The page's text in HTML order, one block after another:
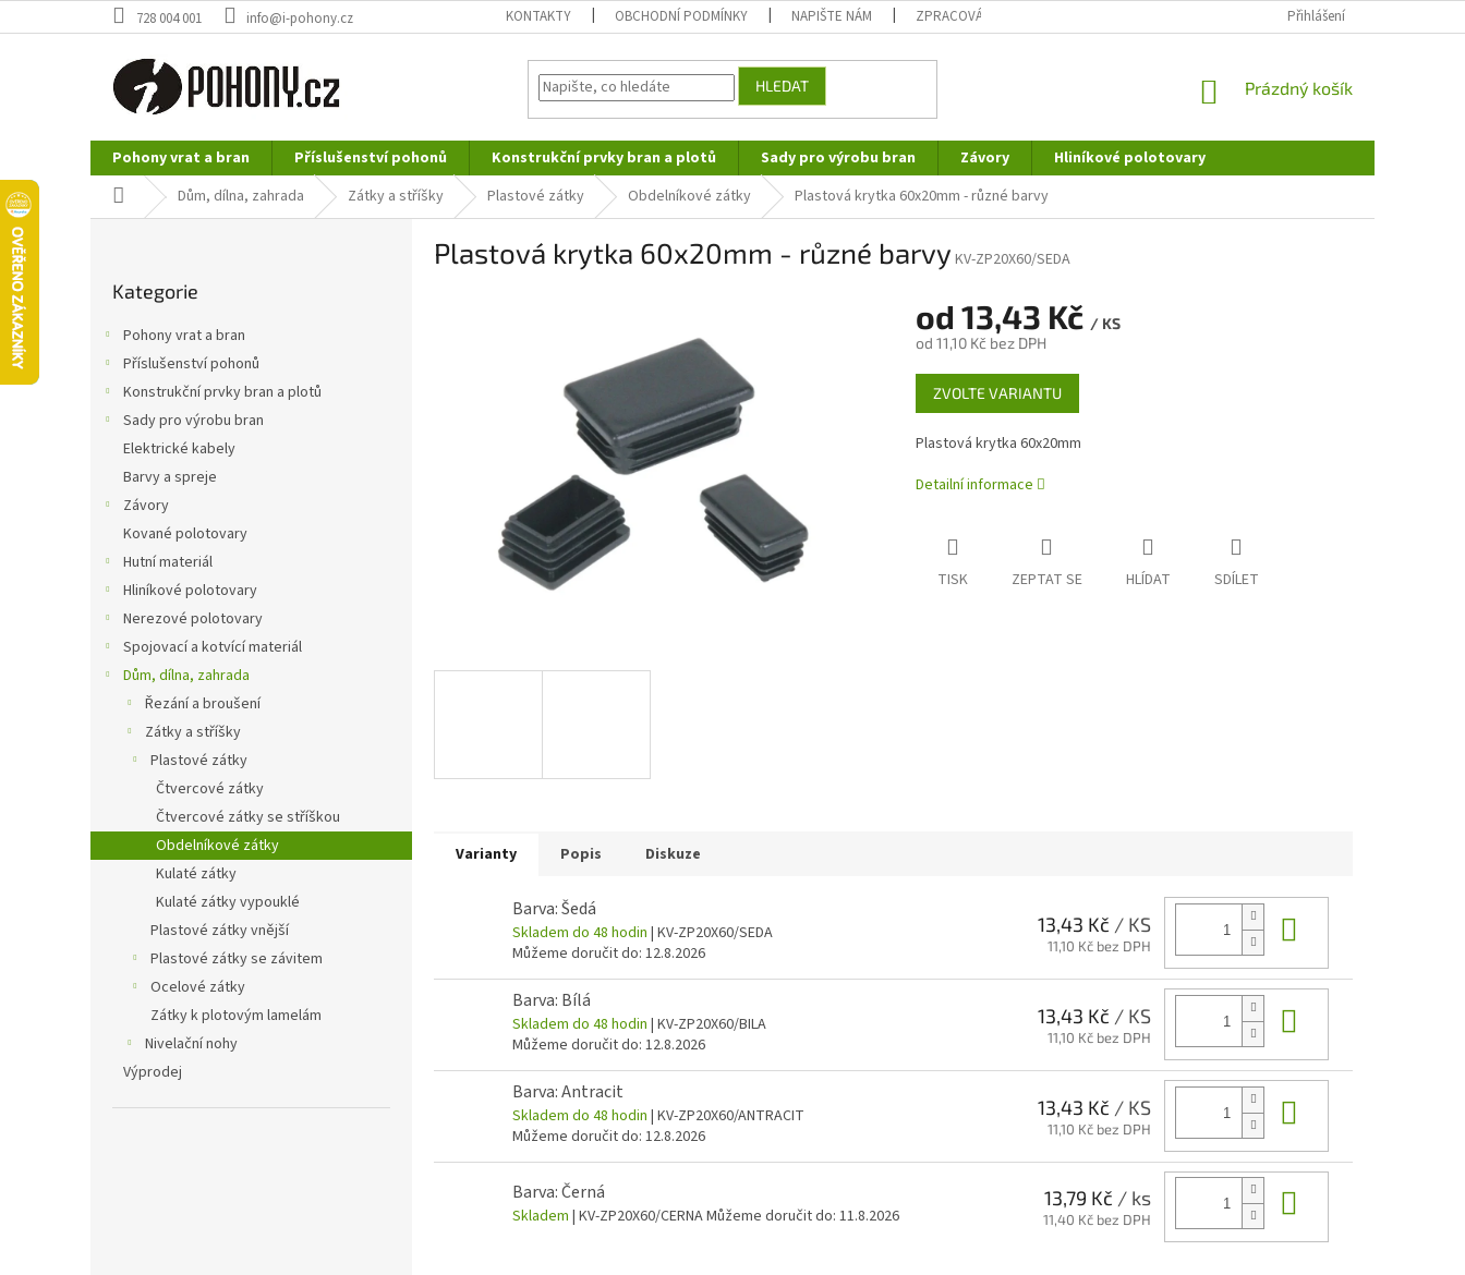
na
728 004 001 info@i-pohony.cz KONTAKTY OBCHODNÍ PODMÍNKY NAPIŠTE NÁM ZPRACOVÁNÍ OSOBNÍCH ÚDAJŮ REKLAMAČNÍ ŘÁD
Přihlášení
HLEDAT
NÁKUPNÍ
Prázdný košík
Pohony vrat a bran Příslušenství pohonů Konstrukční prvky bran a plotů Sady pro výrobu bran Závory
Hliníkové polotovary
Nerezové polotovary
Hutní materiál
Domů Dům, dílna, zahrada Zátky a stříšky Plastové zátky Obdelníkové zátky Plastová krytka 60x20mm - různé barvy
kategorie
Kategorie
Pohony vrat a bran
Příslušenství pohonů
Konstrukční prvky bran a plotů
Sady pro výrobu bran
Elektrické kabely
Barvy a spreje
Závory
Kované polotovary
Hutní materiál
Hliníkové polotovary
Nerezové polotovary
Spojovací a kotvící materiál
Dům, dílna, zahrada
Řezání a broušení
Zátky a stříšky
Plastové zátky
Čtvercové zátky
Čtvercové zátky se stříškou
Obdelníkové zátky
Kulaté zátky
Kulaté zátky vypouklé
Plastové zátky vnější
Plastové zátky se závitem
Ocelové zátky
Zátky k plotovým lamelám
Nivelační nohy
Výprodej
Plastová krytka 60x20mm - různé barvy KV-ZP20X60/SEDA
od 13,43 Kč / KS
od 11,10 Kčbez DPH
Měrná
cena:
ZVOLTE VARIANTU
Plastová krytka 60x20mm
Detailní informace
TISK ZEPTAT SE HLÍDAT SDÍLET
Varianty Popis Diskuze
Barva: Šedá
Skladem do 48 hodin | KV-ZP20X60/SEDA
Můžeme doručit do: 12.8.2026
13,43 Kč / KS
11,10 Kč bez DPH
Barva: Bílá
Skladem do 48 hodin | KV-ZP20X60/BILA
Můžeme doručit do: 12.8.2026
13,43 Kč / KS
11,10 Kč bez DPH
Barva: Antracit
Skladem do 48 hodin | KV-ZP20X60/ANTRACIT
Můžeme doručit do: 12.8.2026
13,43 Kč / KS
11,10 Kč bez DPH
Barva: Černá
Skladem | KV-ZP20X60/CERNAMůžeme doručit do: 11.8.2026
13,79 Kč / ks
11,40 Kč bez DPH